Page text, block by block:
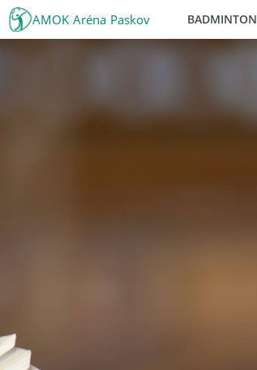
AMOK Aréna Paskov BADMINTON